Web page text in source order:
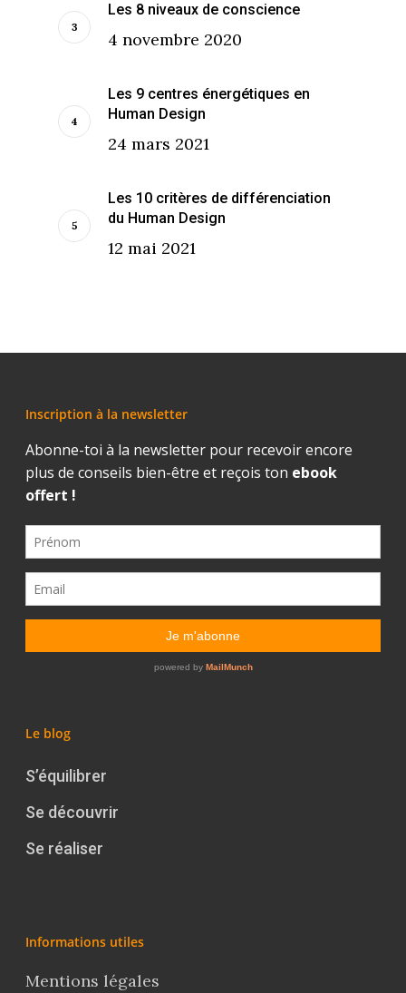
Les 8 niveaux de conscience
4 novembre 2020
Les 9 centres énergétiques en
Human Design
24 mars 2021
Les 10 critères de différenciation
du Human Design
12 mai 2021
Inscription à la newsletter
Le blog
S’équilibrer
Se découvrir
Se réaliser
Informations utiles
Mentions légales